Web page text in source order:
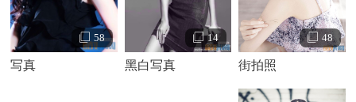
58
写真
14
黑白写真
48
街拍照